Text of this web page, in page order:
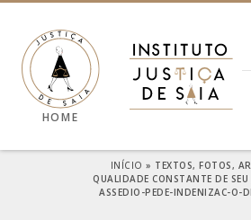
HOME
INÍCIO » TEXTOS, FOTOS,
QUALIDADE CONSTANTE DE
ASSEDIO-PEDE-INDENIZAC-O-